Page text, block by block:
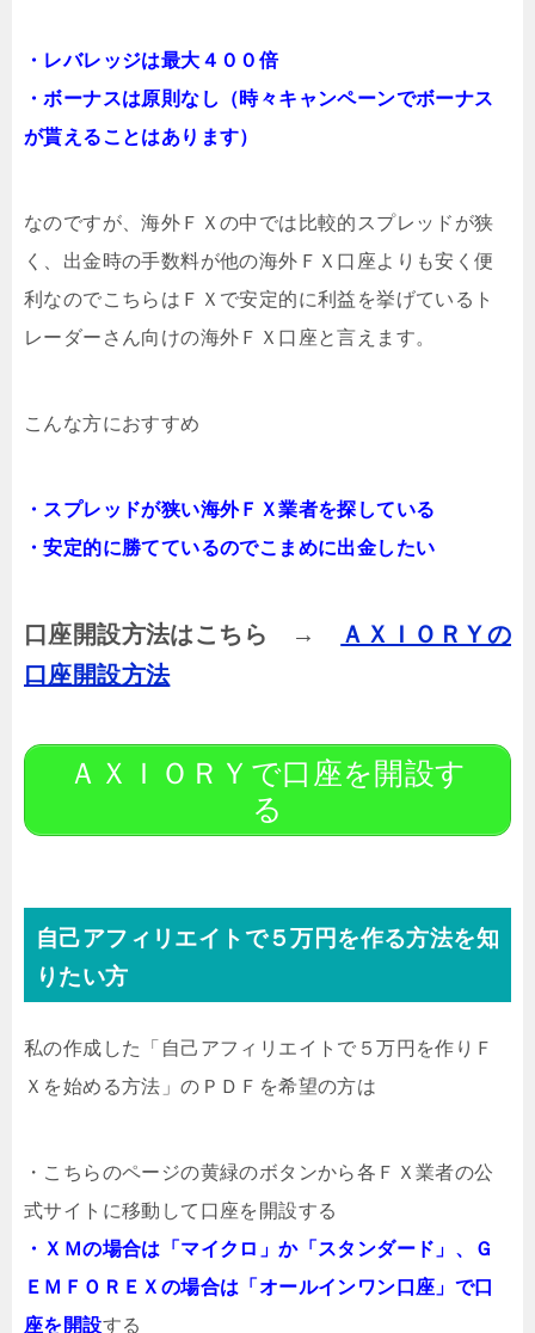
・レバレッジは最大４００倍
・ボーナスは原則なし（時々キャンペーンでボーナス
が貰えることはあります）
なのですが、海外ＦＸの中では比較的スプレッドが狭
く、出金時の手数料が他の海外ＦＸ口座よりも安く便
利なのでこちらはＦＸで安定的に利益を挙げているト
レーダーさん向けの海外ＦＸ口座と言えます。
こんな方におすすめ
・スプレッドが狭い海外ＦＸ業者を探している
・安定的に勝てているのでこまめに出金したい
口座開設方法はこちら →
ＡＸＩＯＲＹの
口座開設方法
ＡＸＩＯＲＹで口座を開設す
る
自己アフィリエイトで５万円を作る方法を知
りたい方
私の作成した「自己アフィリエイトで５万円を作りＦ
Ｘを始める方法」のＰＤＦを希望の方は
・こちらのページの黄緑のボタンから各ＦＸ業者の公
式サイトに移動して口座を開設する
・ＸＭの場合は「マイクロ」か「スタンダード」、Ｇ
ＥＭＦＯＲＥＸの場合は「オールインワン口座」で口
座を開設する